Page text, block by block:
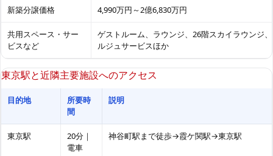
新築分譲価格 4,990万円～2億6,830万円
共用スペース・サー
ビスなど
ゲストルーム、ラウンジ、26階スカイラウンジ
ルジュサービスほか
東京駅と近隣主要施設へのアクセス
目的地
所要時
間
説明
東京駅
20分｜
電車
神谷町駅まで徒歩→霞ケ関駅→東京駅